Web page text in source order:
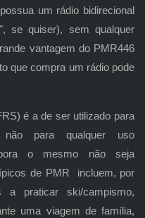
um rádio bidirecional
se quiser), sem qualquer
vantagem do PMR446
que compra um rádio pode
é a de ser utilizado para
não para qualquer uso
o mesmo não seja
de PMR incluem, por
praticar ski/campismo,
uma viagem de família,